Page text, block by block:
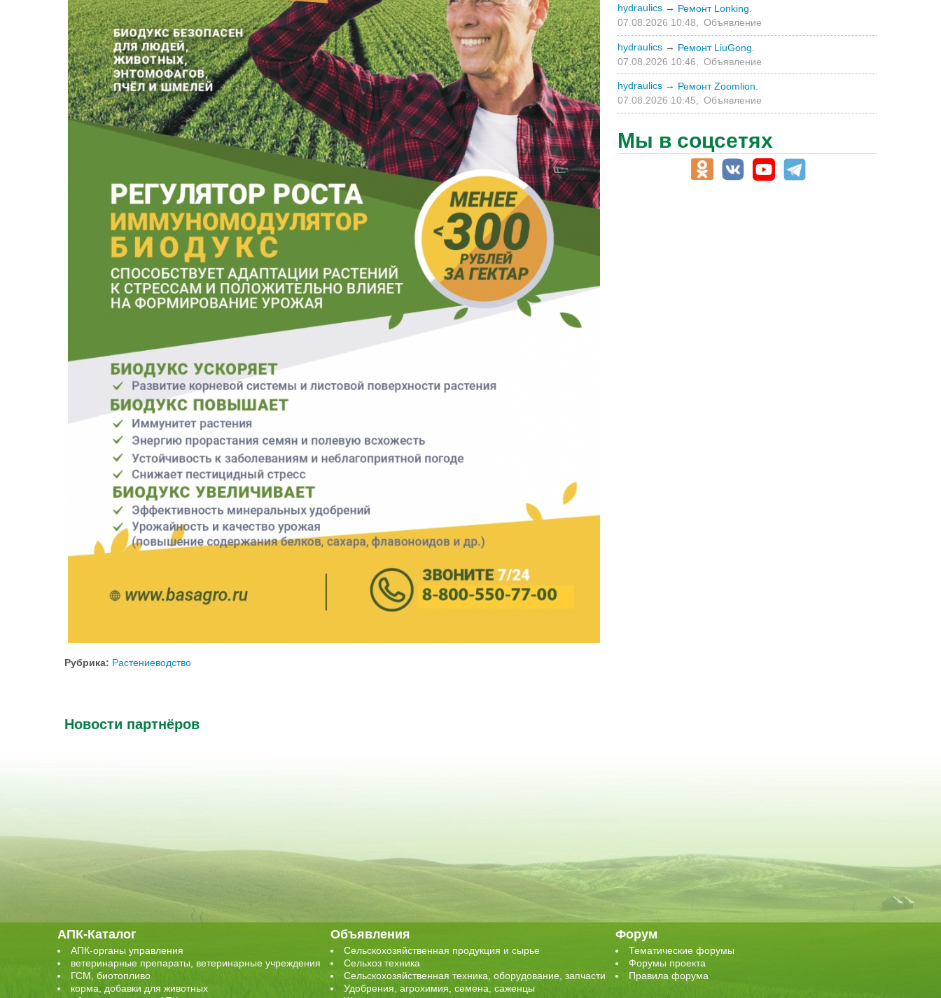
Рубрика: Растениеводство
Новости партнёров
hydraulics → Ремонт Lonking.
07.08.2026 10:48,
Объявление
hydraulics → Ремонт LiuGong.
07.08.2026 10:46,
Объявление
hydraulics → Ремонт Zoomlion.
07.08.2026 10:45,
Объявление
Мы в соцсетях
АПК-Каталог
АПК-органы управления
ветеринарные препараты, ветеринарные учреждения
ГСМ, биотопливо
корма, добавки для животных
Объявления
Сельскохозяйственная продукция и сырье
Сельхоз техника
Сельскохозяйственная техника, оборудование, запчасти
Удобрения, агрохимия, семена, саженцы
Форум
Тематические форумы
Форумы проекта
Правила форума